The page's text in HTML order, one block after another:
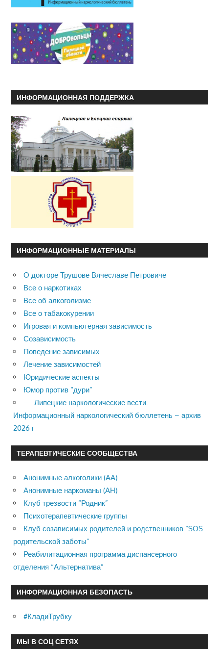
ИНФОРМАЦИОННАЯ ПОДДЕРЖКА
ИНФОРМАЦИОННЫЕ МАТЕРИАЛЫ
О докторе Трушове Вячеславе Петровиче
Все о наркотиках
Все об алкоголизме
Все о табакокурении
Игровая и компьютерная зависимость
Созависимость
Поведение зависимых
Лечение зависимостей
Юридические аспекты
Юмор против “дури”
— Липецкие наркологические вести.
Информационный наркологический бюллетень – архив
2026 г
ТЕРАПЕВТИЧЕСКИЕ СООБЩЕСТВА
Анонимные алкоголики (АА)
Анонимные наркоманы (АН)
Клуб трезвости “Родник”
Психотерапевтические группы
Клуб созависимых родителей и родственников “SOS
родительской заботы”
Реабилитационная программа диспансерного
отделения “Альтернатива”
ИНФОРМАЦИОННАЯ БЕЗОПАСТЬ
#КладиТрубку
МЫ В СОЦ СЕТЯХ